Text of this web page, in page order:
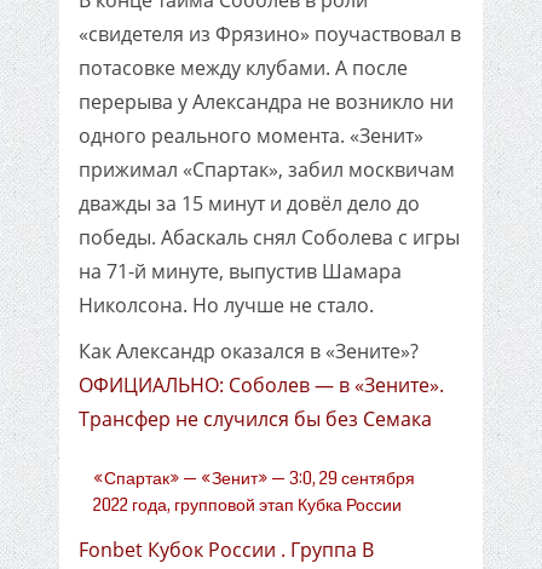
«свидетеля из Фрязино» поучаствовал в
потасовке между клубами. А после
перерыва у Александра не возникло ни
одного реального момента. «Зенит»
прижимал «Спартак», забил москвичам
дважды за 15 минут и довёл дело до
победы. Абаскаль снял Соболева с игры
на 71-й минуте, выпустив Шамара
Николсона. Но лучше не стало.
Как Александр оказался в «Зените»?
ОФИЦИАЛЬНО: Соболев — в «Зените».
Трансфер не случился бы без Семака
«Спартак» — «Зенит» — 3:0, 29 сентября
2022 года, групповой этап Кубка России
Fonbet Кубок России . Группа B